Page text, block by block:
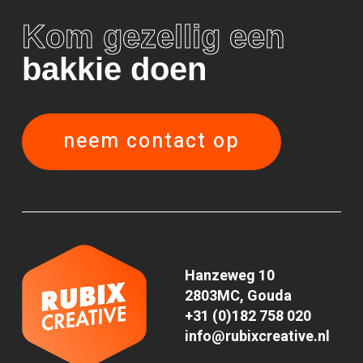
Kom gezellig een
bakkie doen
neem contact op
Hanzeweg 10
2803MC, Gouda
+31 (0)182 758 020
info@rubixcreative.nl